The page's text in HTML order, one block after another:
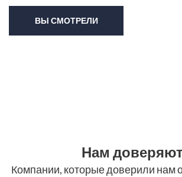
ВЫ СМОТРЕЛИ
Нам доверяют
Компании, которые доверили нам